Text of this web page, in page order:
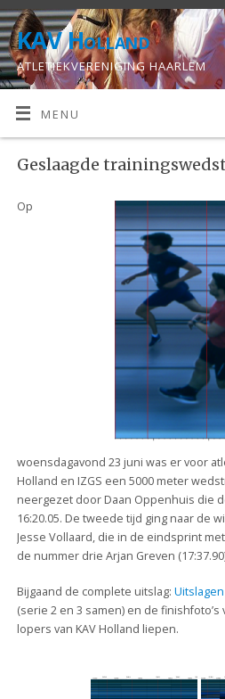
KAV Holland
ATLETIEKVERENIGING HAARLEM
MENU
Geslaagde
Op
woensdagavond 23 juni was er voor
Holland en IZGS een 5000 meter
neergezet door Daan Oppenhuis die
16:20.05. De tweede tijd ging naar de
Jesse Vollaard, die in de eindsprint
de nummer drie Arjan Greven
Bijgaand de complete uitslag:
(serie 2 en 3 samen) en de finishfoto’s
lopers van KAV Holland liepen.